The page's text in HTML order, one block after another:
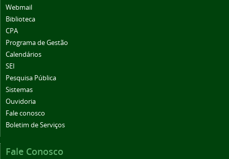
Webmail
Biblioteca
CPA
Programa de Gestão
Calendários
SEI
Pesquisa Pública
Sistemas
Ouvidoria
Fale conosco
Boletim de Serviços
Fale Conosco